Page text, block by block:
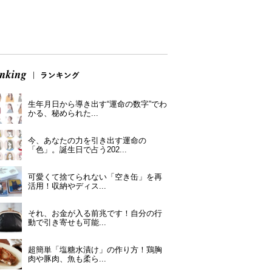
生年月日から導き出す“運命の数字”でわ
かる、秘められた...
今、あなたの力を引き出す運命の
「色」。誕生日で占う202...
可愛くて捨てられない「空き缶」を再
活用！収納やディス...
それ、お金が入る前兆です！自分の行
動で引き寄せも可能...
超簡単「塩糖水漬け」の作り方！鶏胸
肉や豚肉、魚も柔ら...